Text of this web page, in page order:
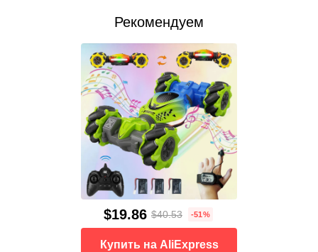
Рекомендуем
$19.86 $40.53 -51%
Купить на AliExpress